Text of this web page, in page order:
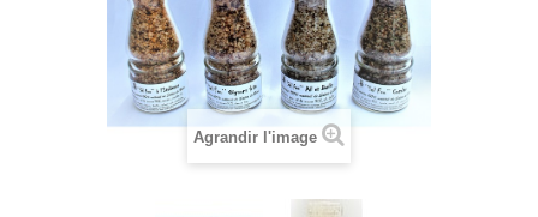
Agrandir l'image